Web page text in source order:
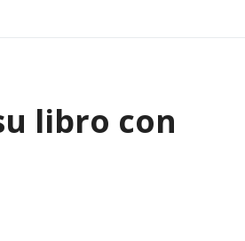
libro con